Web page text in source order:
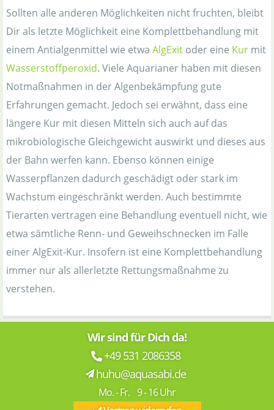
Sollten alle anderen Möglichkeiten nicht fruchten, bleibt
Dir als letzte Möglichkeit eine Komplettbehandlung mit
einem Antialgenmittel wie etwa AlgExit oder eine Kur mit
Wasserstoffperoxid. Viele Aquarianer haben mit diesen
Notmaßnahmen in der Algenbekämpfung gute
Erfahrungen gemacht. Jedoch sei erwähnt, dass eine
längere Kur mit diesen Mitteln sich auch auf das
mikrobiologische Gleichgewicht auswirkt und dieses aus
der Bahn werfen kann. Ebenso können einige
Wasserpflanzen dadurch geschädigt oder stark im
Wachstum eingeschränkt werden. Auch bestimmte
Tierarten vertragen eine Behandlung eventuell nicht, wie
etwa sämtliche Renn- und Geweihschnecken im Falle
einer AlgExit-Kur. Insofern ist eine Komplettbehandlung
immer nur als allerletzte Rettungsmaßnahme zu
verstehen.
Wir sind für Dich da!
+49 531 2086358
huhu@aquasabi.de
Mo. - Fr. 9 - 16 Uhr